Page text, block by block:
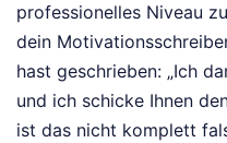
professionelles Niveau
dein
hast geschrieben: „Ich
und ich schicke Ihnen
ist das nicht komplett